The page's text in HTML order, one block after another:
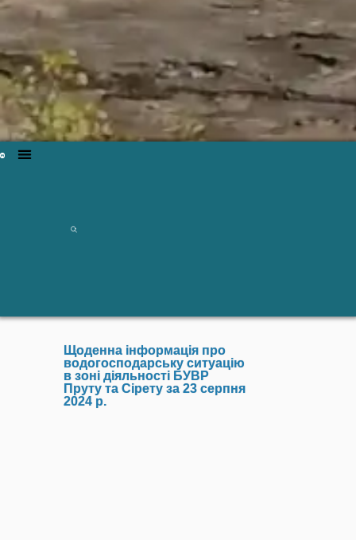
Щоденна інформація про
водогосподарську ситуацію
в зоні діяльності БУВР
Пруту та Сірету за 23 серпня
2024 р.